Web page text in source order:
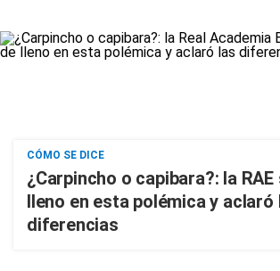
CÓMO SE DICE
¿Carpincho o capibara?: la
lleno en esta polémica y aclaró
diferencias